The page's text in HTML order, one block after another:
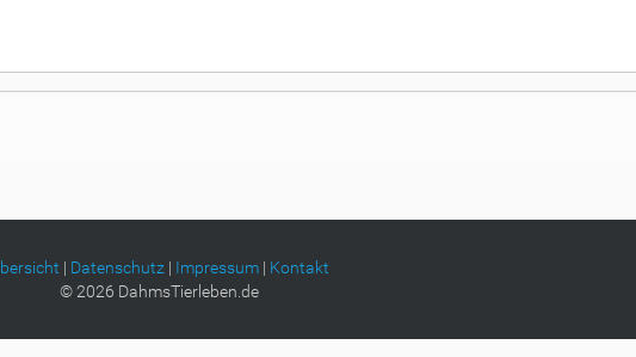
| Datenschutz | Impressum| Kontakt
©2026 DahmsTierleben.de